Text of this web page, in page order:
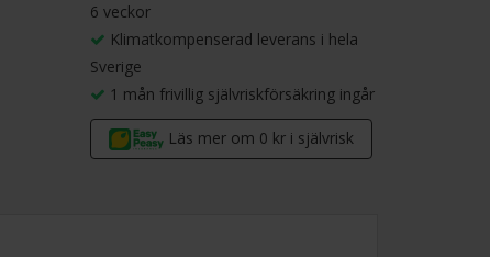
6 veckor
Klimatkompenserad leverans i hela
Sverige
1 mån frivillig självriskförsäkring ingår
Läs mer om 0 kr i självrisk